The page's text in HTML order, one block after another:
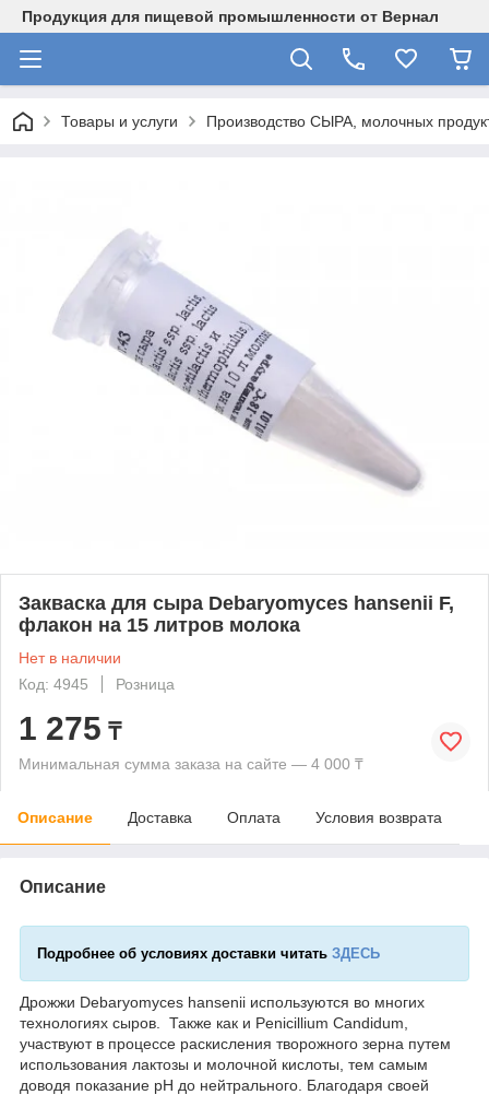
Продукция для пищевой промышленности от Вернал
Товары и услуги Производство СЫРА, молочных
Закваска для сыра Debaryomyces hansenii F,
флакон на 15 литров молока
Нет в наличии
Код: 4945
Розница
1 275 ₸
Минимальная сумма заказа на сайте — 4 000 ₸
Описание Доставка Оплата Условия возврата
Описание
Подробнее об условиях доставки читать ЗДЕСЬ
Дрожжи Debaryomyces hansenii используются во многих
технологиях сыров. Также как и Penicillium Candidum,
участвуют в процессе раскисления творожного зерна путем
использования лактозы и молочной кислоты, тем самым
доводя показание pH до нейтрального. Благодаря своей